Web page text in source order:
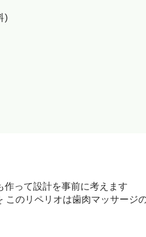
)
って設計を事前に考えます
のリペリオは歯肉マッサージ